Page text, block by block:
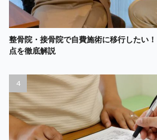
整骨院・接骨院で自費施術に移行したい
点を徹底解説